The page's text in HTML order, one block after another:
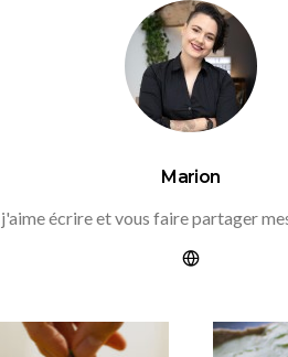
Marion
écrire et vous faire partager